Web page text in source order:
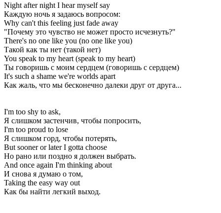
Night after night I hear myself say
Каждую ночь я задаюсь вопросом:
Why can't this feeling just fade away
"Почему это чувство не может просто исчезнуть?"
There's no one like you (no one like you)
Такой как ты нет (такой нет)
You speak to my heart (speak to my heart)
Ты говоришь с моим сердцем (говоришь с сердцем)
It's such a shame we're worlds apart
Как жаль, что мы бесконечно далеки друг от друга...
I'm too shy to ask,
Я слишком застенчив, чтобы попросить,
I'm too proud to lose
Я слишком горд, чтобы потерять,
But sooner or later I gotta choose
Но рано или поздно я должен выбрать.
And once again I'm thinking about
И снова я думаю о том,
Taking the easy way out
Как бы найти легкий выход.